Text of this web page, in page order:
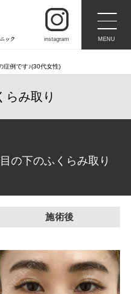
instagram MENU
症例です♪(30代女性)
らみ取り
の下のふくらみ取り
施術後